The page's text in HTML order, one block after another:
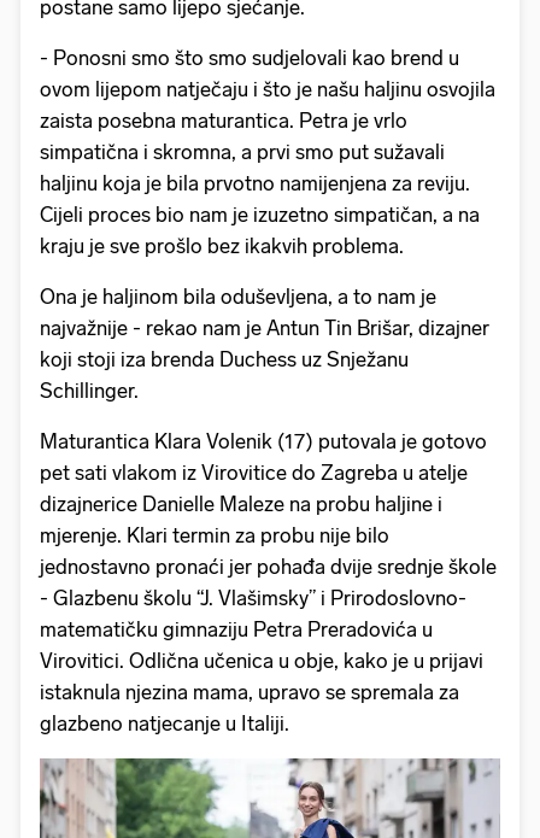
postane samo lijepo sjećanje.
- Ponosni smo što smo sudjelovali kao brend u
ovom lijepom natječaju i što je našu haljinu osvojila
zaista posebna maturantica. Petra je vrlo
simpatična i skromna, a prvi smo put sužavali
haljinu koja je bila prvotno namijenjena za reviju.
Cijeli proces bio nam je izuzetno simpatičan, a na
kraju je sve prošlo bez ikakvih problema.
Ona je haljinom bila oduševljena, a to nam je
najvažnije - rekao nam je Antun Tin Brišar, dizajner
koji stoji iza brenda Duchess uz Snježanu
Schillinger.
Maturantica Klara Volenik (17) putovala je gotovo
pet sati vlakom iz Virovitice do Zagreba u atelje
dizajnerice Danielle Maleze na probu haljine i
mjerenje. Klari termin za probu nije bilo
jednostavno pronaći jer pohađa dvije srednje škole
- Glazbenu školu “J. Vlašimsky” i Prirodoslovno-
matematičku gimnaziju Petra Preradovića u
Virovitici. Odlična učenica u obje, kako je u prijavi
istaknula njezina mama, upravo se spremala za
glazbeno natjecanje u Italiji.